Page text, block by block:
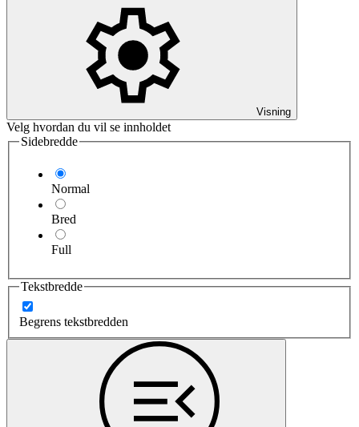
Visning
Velg hvordan du vil se innholdet
Sidebredde
Normal
Bred
Full
Tekstbredde
Begrens tekstbredden